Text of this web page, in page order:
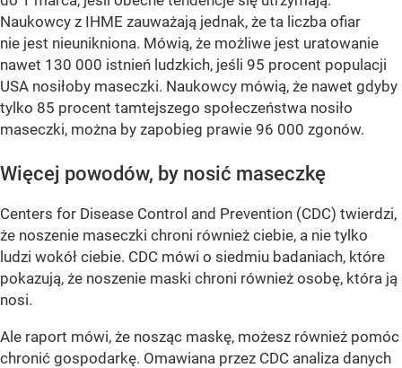
Naukowcy z IHME zauważają jednak, że ta liczba ofiar
nie jest nieunikniona. Mówią, że możliwe jest uratowanie
nawet 130 000 istnień ludzkich, jeśli 95 procent populacji
USA nosiłoby maseczki. Naukowcy mówią, że nawet gdyby
tylko 85 procent tamtejszego społeczeństwa nosiło
maseczki, można by zapobieg prawie 96 000 zgonów.
Więcej powodów, by nosić maseczkę
Centers for Disease Control and Prevention (CDC) twierdzi,
że noszenie maseczki chroni również ciebie, a nie tylko
ludzi wokół ciebie. CDC mówi o siedmiu badaniach, które
pokazują, że noszenie maski chroni również osobę, która ją
nosi.
Ale raport mówi, że nosząc maskę, możesz również pomóc
chronić gospodarkę. Omawiana przez CDC analiza danych